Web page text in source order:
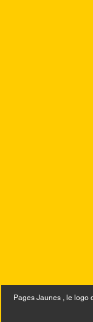
Pages Jaunes , le logo